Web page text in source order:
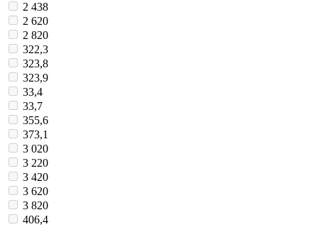
2 438
2 620
2 820
322,3
323,8
323,9
33,4
33,7
355,6
373,1
3 020
3 220
3 420
3 620
3 820
406,4